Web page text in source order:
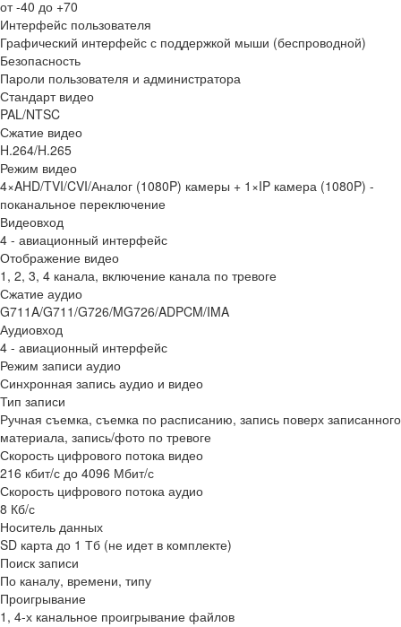
от -40 до +70
Интерфейс пользователя
Графический интерфейс с поддержкой мыши (беспроводной)
Безопасность
Пароли пользователя и администратора
Стандарт видео
PAL/NTSC
Сжатие видео
H.264/H.265
Режим видео
4×AHD/TVI/CVI/Аналог (1080P) камеры + 1×IP камера (1080P) -
поканальное переключение
Видеовход
4 - авиационный интерфейс
Отображение видео
1, 2, 3, 4 канала, включение канала по тревоге
Сжатие аудио
G711A/G711/G726/MG726/ADPCM/IMA
Аудиовход
4 - авиационный интерфейс
Режим записи аудио
Синхронная запись аудио и видео
Тип записи
Ручная съемка, съемка по расписанию, запись поверх записанного
материала, запись/фото по тревоге
Скорость цифрового потока видео
216 кбит/с до 4096 Мбит/с
Скорость цифрового потока аудио
8 Кб/с
Носитель данных
SD карта до 1 Тб (не идет в комплекте)
Поиск записи
По каналу, времени, типу
Проигрывание
1, 4-х канальное проигрывание файлов